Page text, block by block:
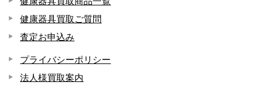
健康器具買取ご質問
査定お申込み
プライバシーポリシー
法人様買取案内